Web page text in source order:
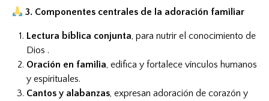
3. Componentes centrales de la adoración familiar
Lectura bíblica conjunta, para nutrir el conocimiento de
Dios .
Oración en familia, edifica y fortalece vínculos humanos
y espirituales.
Cantos y alabanzas, expresan adoración de corazón y